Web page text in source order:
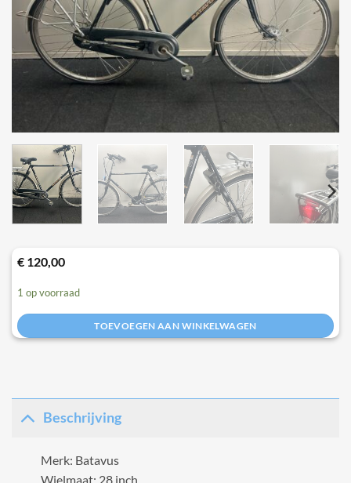
€ 120,00
1 op voorraad
TOEVOEGEN AAN WINKELWAGEN
Beschrijving
Merk: Batavus
Wielmaat: 28 inch